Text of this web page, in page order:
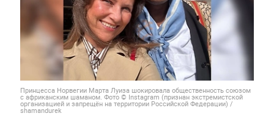
Принцесса Норвегии Марта Луиза шокировала общественность союзом
с африканским шаманом. Фото © Instagram (признан экстремистской
организацией и запрещён на территории Российской Федерации) /
shamandurek